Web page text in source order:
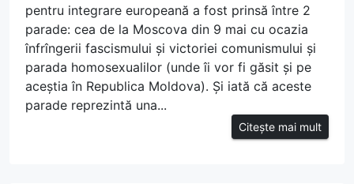
pentru integrare europeană a fost prinsă între 2
parade: cea de la Moscova din 9 mai cu ocazia
înfrîngerii fascismului și victoriei comunismului și
parada homosexualilor (unde îi vor fi găsit și pe
aceștia în Republica Moldova). Și iată că aceste
parade reprezintă una...
Citește mai mult